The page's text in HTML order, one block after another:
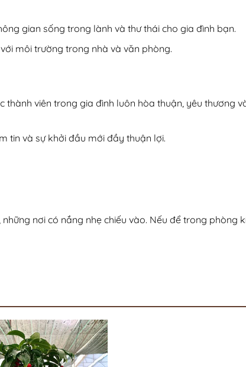
gian sống trong lành và thư thái cho gia đình bạn.
môi trường trong nhà và văn phòng.
viên trong gia đình luôn hòa thuận, yêu thương
tin và sự khởi đầu mới đầy thuận lợi.
nơi có nắng nhẹ chiếu vào. Nếu để trong phòng